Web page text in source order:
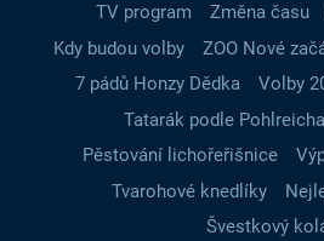
TV program
Změna času
Kdy budou volby
ZOO Nové
7 pádů Honzy Dědka
Volby
Tatarák podle Pohlreicha
Pěstování lichořeřišnice
Tvarohové knedlíky
Švestkový